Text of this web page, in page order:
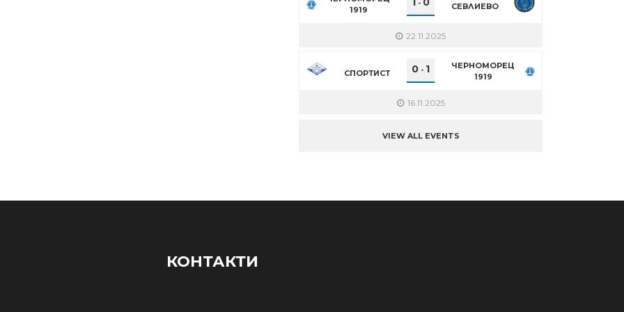
1919
- СЕВЛИЕВО
22.11.2025
СПОРТИСТ 0 - 1
ЧЕРНОМОРЕЦ
1919
16.11.2025
VIEW ALL EVENTS
КОНТАКТИ